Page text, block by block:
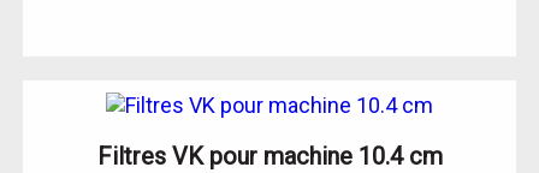
Filtres VK pour machine 10.4 cm